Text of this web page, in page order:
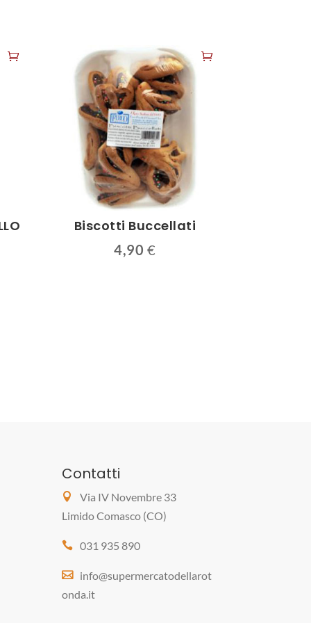
Biscotti Buccellati
4,90 €
Contatti
Via IV Novembre 33
Limido Comasco (CO)
031 935 890
info@supermercatodellarot
onda.it